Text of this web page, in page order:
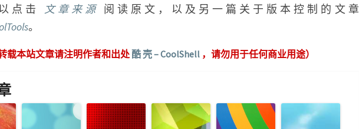
点击 文章来源 阅读原文，以及另一篇关于版本控制的文章
。
转载本站文章请注明作者和出处酷 壳 – CoolShell，请勿用于任何商业用途）